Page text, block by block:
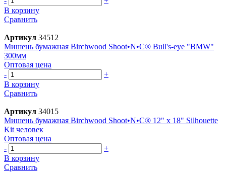
В корзину
Сравнить
Артикул 34512
Мишень бумажная Birchwood Shoot•N•C® Bull's-eye "BMW"
300мм
Оптовая цена
-
+
В корзину
Сравнить
Артикул 34015
Мишень бумажная Birchwood Shoot•N•C® 12" x 18" Silhouette
Kit человек
Оптовая цена
-
+
В корзину
Сравнить